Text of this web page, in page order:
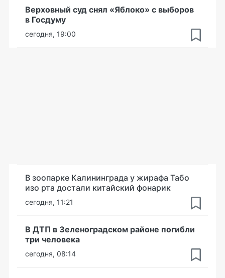
Верховный суд снял «Яблоко» с выборов
в Госдуму
сегодня, 19:00
В зоопарке Калининграда у жирафа Табо
изо рта достали китайский фонарик
сегодня, 11:21
В ДТП в Зеленоградском районе погибли
три человека
сегодня, 08:14